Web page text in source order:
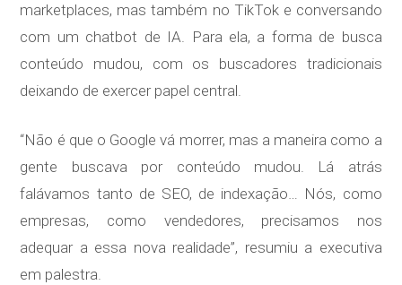
marketplaces, mas também no TikTok e conversando
com um chatbot de IA. Para ela, a forma de busca
conteúdo mudou, com os buscadores tradicionais
deixando de exercer papel central.
“Não é que o Google vá morrer, mas a maneira como a
gente buscava por conteúdo mudou. Lá atrás
falávamos tanto de SEO, de indexação… Nós, como
empresas, como vendedores, precisamos nos
adequar a essa nova realidade”, resumiu a executiva
em palestra.